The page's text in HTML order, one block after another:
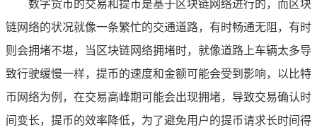
数字货币的交易和提币是基于区块链网络进行的，而区块
链网络的状况就像一条繁忙的交通道路，有时畅通无阻，有时
则会拥堵不堪，当区块链网络拥堵时，就像道路上车辆太多导
致行驶缓慢一样，提币的速度和金额可能会受到影响，以比特
币网络为例，在交易高峰期可能会出现拥堵，导致交易确认时
间变长，提币的效率降低，为了避免用户的提币请求长时间得